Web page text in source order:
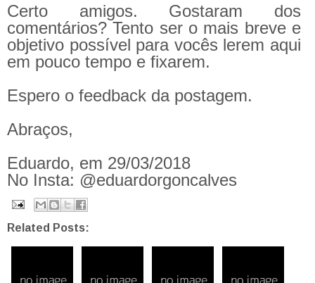
Certo amigos. Gostaram dos
comentários? Tento ser o mais breve e
objetivo possível para vocês lerem aqui
em pouco tempo e fixarem.
Espero o feedback da postagem.
Abraços,
Eduardo, em 29/03/2018
No Insta: @eduardorgoncalves
Related Posts: